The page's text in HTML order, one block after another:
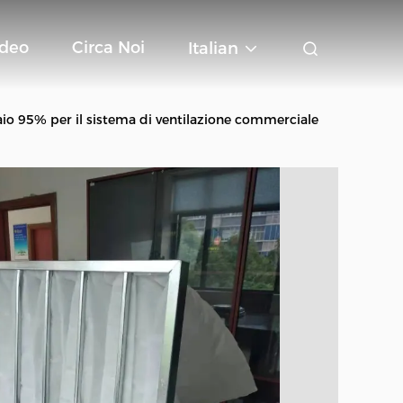
Circa Noi Italian
95% per il sistema di ventilazione commerciale